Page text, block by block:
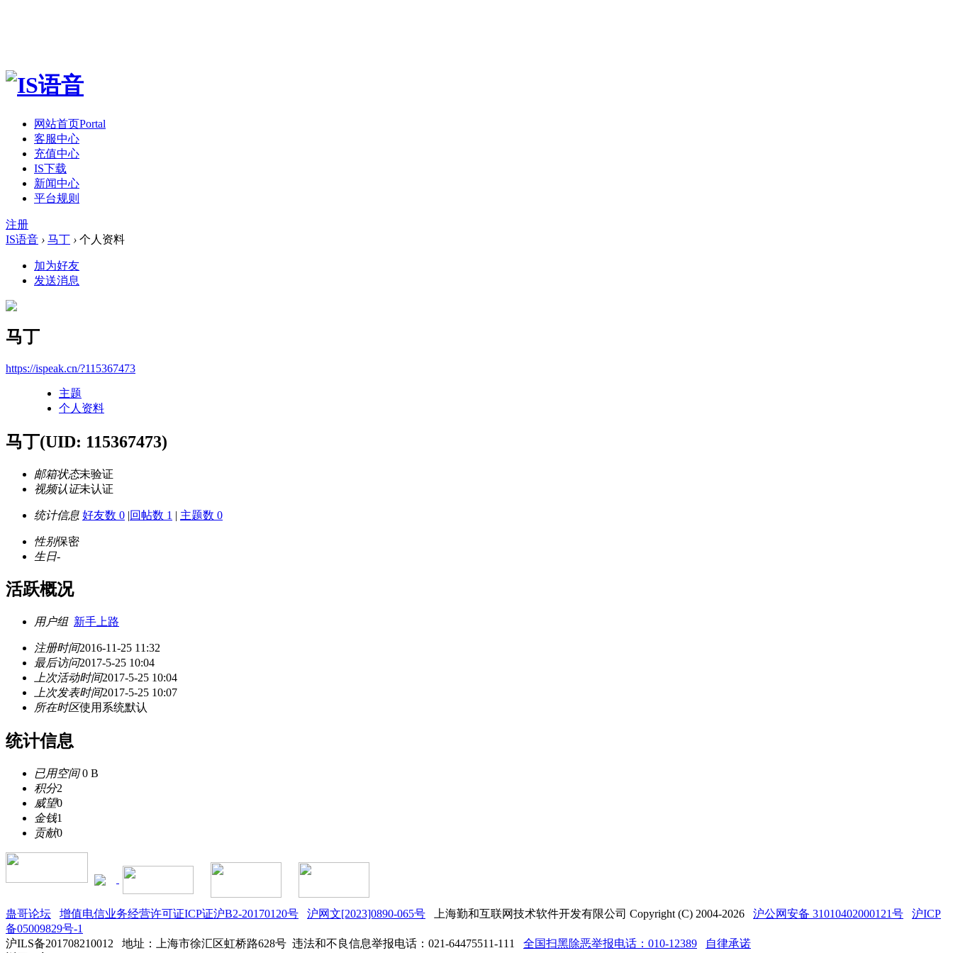
网站首页Portal
客服中心
充值中心
IS下载
新闻中心
平台规则
注册
IS语音 › 马丁 › 个人资料
加为好友
发送消息
马丁
https://ispeak.cn/?115367473
主题
个人资料
马丁(UID: 115367473)
邮箱状态未验证
视频认证未认证
统计信息 好友数 0 |回帖数 1 | 主题数 0
性别保密
生日-
活跃概况
用户组 新手上路
注册时间2016-11-25 11:32
最后访问2017-5-25 10:04
上次活动时间2017-5-25 10:04
上次发表时间2017-5-25 10:07
所在时区使用系统默认
统计信息
已用空间0 B
积分2
威望0
金钱1
贡献0
蛊哥论坛 增值电信业务经营许可证ICP证沪B2-20170120号 沪网文[2023]0890-065号 上海勤和互联网技术软件开发有限公司 Copyright (C) 2004-2026 沪公网安备 31010402000121号
沪ICP
备05009829号-1
沪ILS备201708210012
地址：上海市徐汇区虹桥路628号 违法和不良信息举报电话：021-64475511-111 全国扫黑除恶举报电话：010-12389
自律承诺